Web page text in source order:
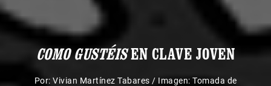
COMO GUSTÉISEN CLAVE JOVEN
Por: Vivian Martínez Tabares / Imagen: Tomada de